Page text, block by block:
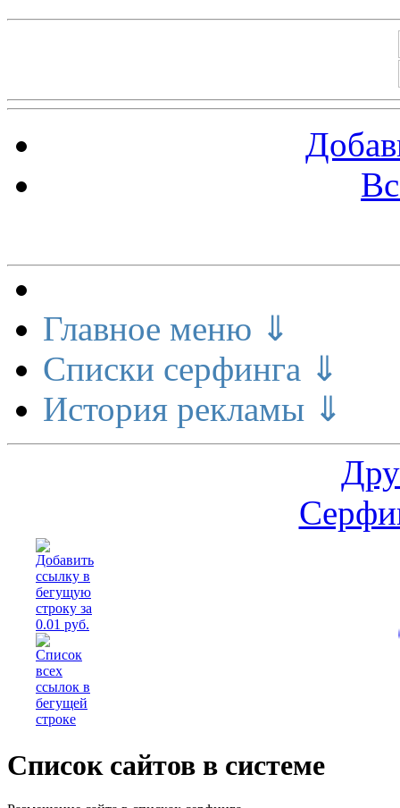
Главное меню ⇓
Списки серфинга ⇓
История рекламы ⇓
Список сайтов в системе